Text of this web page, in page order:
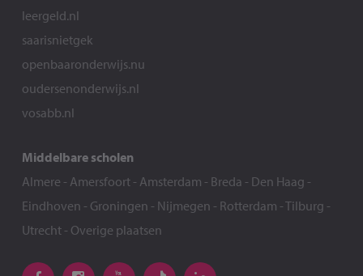
leergeld.nl
saarisnietgek
openbaaronderwijs.nu
oudersenonderwijs.nl
vosabb.nl
Middelbare scholen
Almere - Amersfoort- Amsterdam - Breda - Den Haag -
Eindhoven - Groningen - Nijmegen - Rotterdam -Tilburg -
Utrecht- Overige plaatsen